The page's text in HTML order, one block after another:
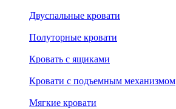
Двуспальные кровати
Полуторные кровати
Кровать с ящиками
Кровати с подъемным механизмом
Мягкие кровати